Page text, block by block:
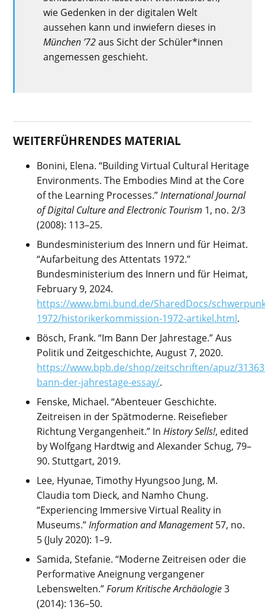
wie Gedenken in der digitalen Welt
aussehen kann und inwiefern dieses in
München ’72aus Sicht der Schüler*innen
angemessen geschieht.
WEITERFÜHRENDES MATERIAL
Bonini, Elena. “Building Virtual Cultural Heritage
Environments. The Embodies Mind at the Core
of the Learning Processes.”International Journal
of Digital Culture and Electronic Tourism 1, no. 2/3
(2008): 113–25.
Bundesministerium des Innern und für Heimat.
“Aufarbeitung des Attentats 1972.”
Bundesministerium des Innern und für Heimat,
February 9, 2024.
https://www.bmi.bund.de/SharedDocs/
1972/historikerkommission-1972-artikel.html.
Bösch, Frank. “Im Bann Der Jahrestage.” Aus
Politik und Zeitgeschichte, August 7, 2020.
https://www.bpb.de/shop/zeitschriften/apuz/
bann-der-jahrestage-essay/.
Fenske, Michael. “Abenteuer Geschichte.
Zeitreisen in der Spätmoderne. Reisefieber
Richtung Vergangenheit.” InHistory Sells!, edited
by Wolfgang Hardtwig and Alexander Schug, 79–
90.Stuttgart, 2019.
Lee, Hyunae, Timothy Hyungsoo Jung, M.
Claudia tom Dieck, and Namho Chung.
“Experiencing Immersive Virtual Reality in
Museums.”Information and Management57, no.
5 (July 2020): 1–9.
Samida, Stefanie. “Moderne Zeitreisen oder die
Performative Aneignung vergangener
Lebenswelten.”Forum Kritische Archäologie3
(2014): 136–50.